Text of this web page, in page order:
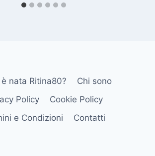
nata Ritina80?
Chi sono
Policy
Cookie Policy
e Condizioni
Contatti